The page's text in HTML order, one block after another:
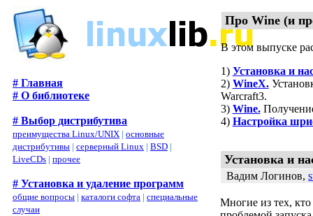
# Главная
# О библиотеке
# Выбор дистрибутива
преимущества Linux/UNIX | основные
дистрибутивы | серверный Linux | BSD |
LiveCDs | прочее
# Установка и удаление программ
общие вопросы | каталоги софта | специальные
случаи
Про Wine (и
В этом выпуске
1) Установка и
2) WineX.
Warcraft3.
3) Wine.
4) Настройка
Установка и
Вадим Логинов,
Многие из тех,